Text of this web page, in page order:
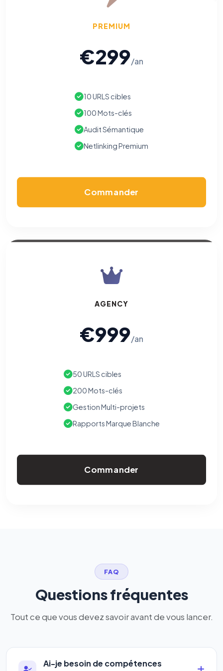
PREMIUM
€299/an
10 URLS cibles
100 Mots-clés
Audit Sémantique
Netlinking Premium
Commander
AGENCY
€999/an
50 URLS cibles
200 Mots-clés
Gestion Multi-projets
Rapports Marque Blanche
Commander
FAQ
Questions fréquentes
Tout ce que vous devez savoir avant de vous lancer.
Ai-je besoin de compétences